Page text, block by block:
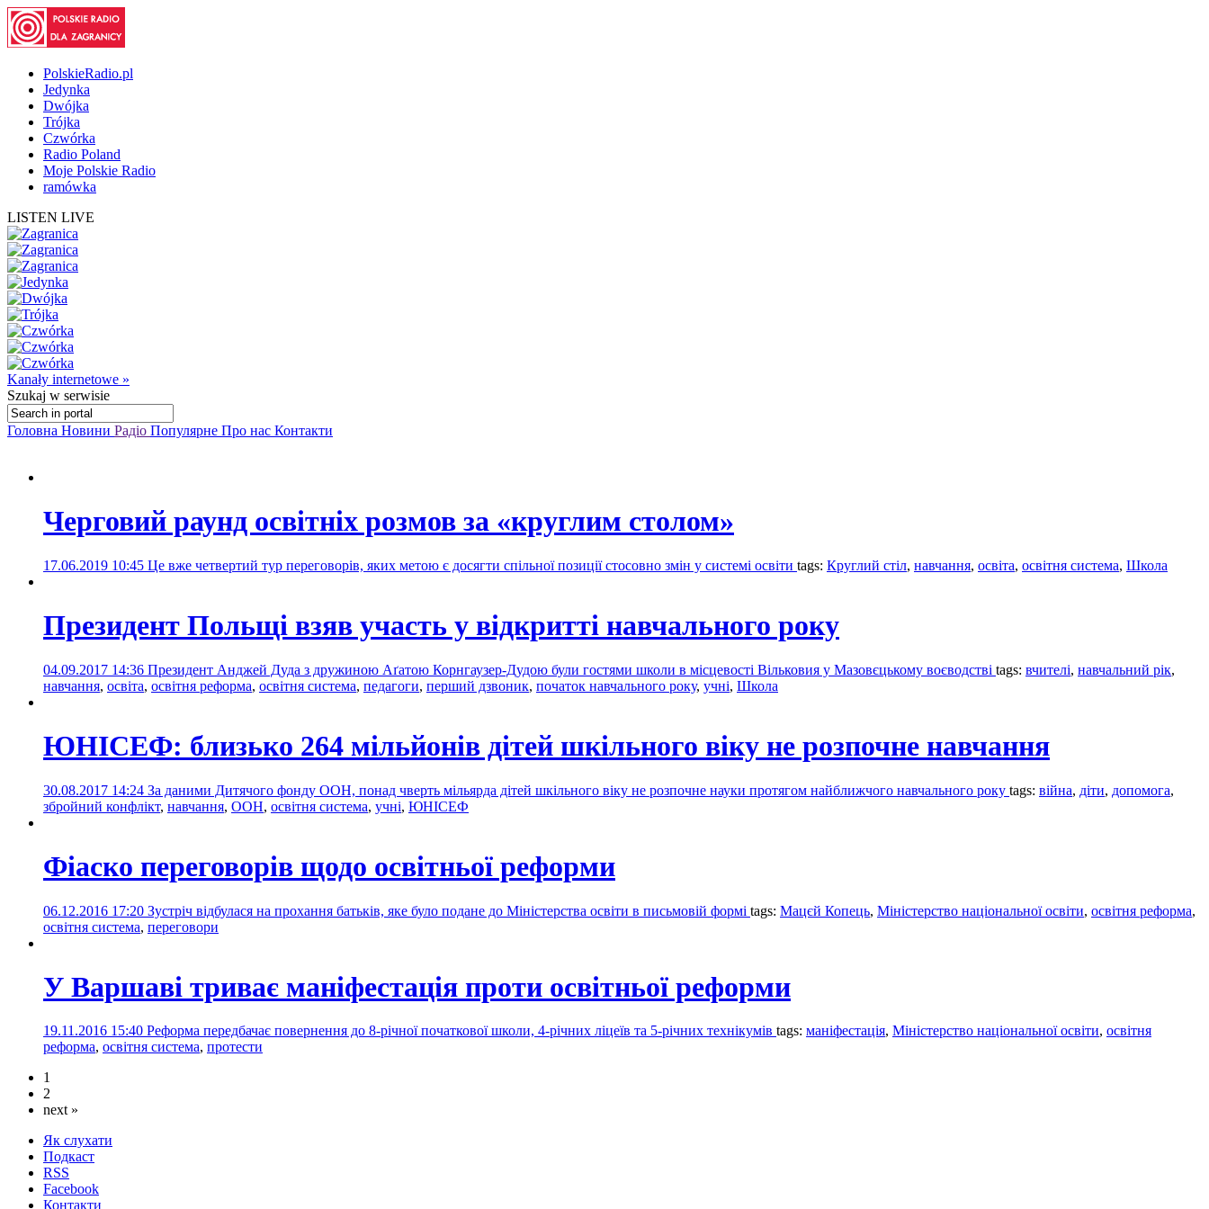
PolskieRadio.pl
Jedynka
Dwójka
Trójka
Czwórka
Radio Poland
Moje Polskie Radio
ramówka
LISTEN LIVE
Kanały internetowe »
Szukaj w serwisie
Головна Новини Радіо Популярне Про нас Контакти
Черговий раунд освітніх розмов за «круглим столом»
17.06.2019 10:45 Це вже четвертий тур переговорів, яких метою є досягти спільної позиції стосовно змін у системі освіти tags: Круглий стіл, навчання, освіта, освітня система, Школа
Президент Польщі взяв участь у відкритті навчального року
04.09.2017 14:36 Президент Анджей Дуда з дружиною Аґатою Корнгаузер-Дудою були гостями школи в місцевості Вільковия у Мазовєцькому воєводстві tags: вчителі, навчальний рік,
навчання, освіта, освітня реформа, освітня система, педагоги, перший дзвоник, початок навчального року, учні, Школа
ЮНІСЕФ: близько 264 мільйонів дітей шкільного віку не розпочне навчання
30.08.2017 14:24 За даними Дитячого фонду ООН, понад чверть мільярда дітей шкільного віку не розпочне науки протягом найближчого навчального року tags: війна, діти, допомога,
збройний конфлікт, навчання, ООН, освітня система, учні, ЮНІСЕФ
Фіаско переговорів щодо освітньої реформи
06.12.2016 17:20 Зустріч відбулася на прохання батьків, яке було подане до Міністерства освіти в письмовій формі tags: Мацєй Копець, Міністерство національної освіти, освітня реформа,
освітня система, переговори
У Варшаві триває маніфестація проти освітньої реформи
19.11.2016 15:40 Реформа передбачає повернення до 8-річної початкової школи, 4-річних ліцеїв та 5-річних технікумів tags: маніфестація, Міністерство національної освіти, освітня
реформа, освітня система, протести
1
2
next »
Як слухати
Подкаст
RSS
Facebook
Контакти